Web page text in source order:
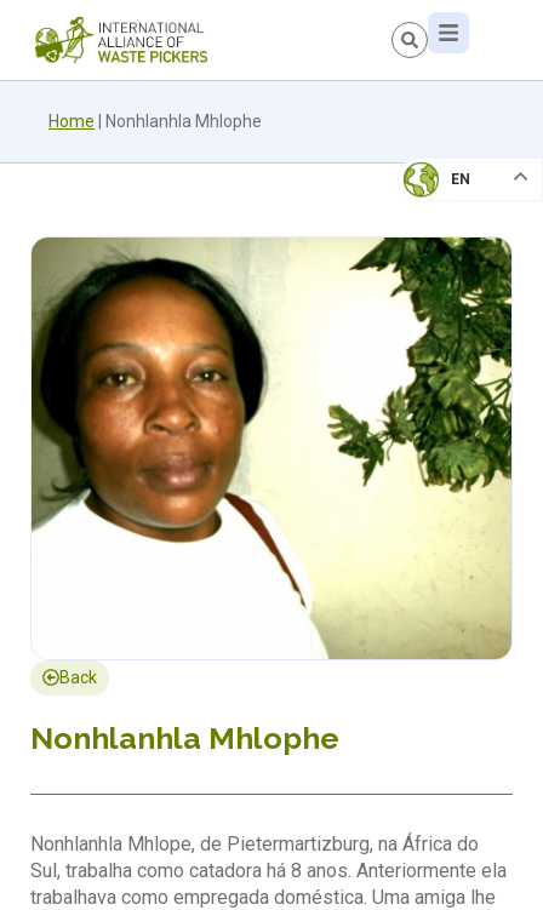
Home Nonhlanhla Mhlophe
EN
Back
Nonhlanhla Mhlophe
Nonhlanhla Mhlope, de Pietermartizburg, na África do
Sul, trabalha como catadora há 8 anos. Anteriormente ela
trabalhava como empregada doméstica. Uma amiga lhe